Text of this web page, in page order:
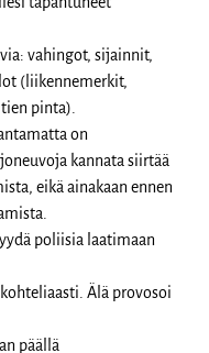
vahingot, sijainnit,
(liikennemerkit,
pinta).
on
kannata siirtää
eikä ainakaan ennen
poliisia laatimaan
Älä provosoi
päällä